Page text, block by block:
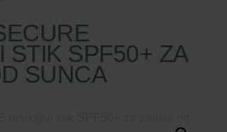
STIK SPF50+ ZA
SUNCA